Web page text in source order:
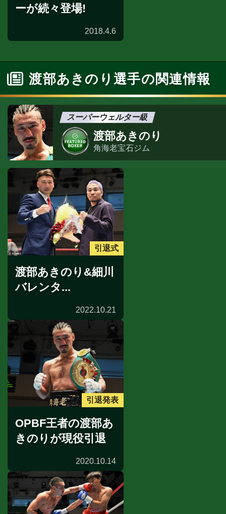
ーが続々登場!
2018.4.6
渡部あきのり選手の関連情報
スーパーウェルター級
渡部あきのり
角海老宝石ジム
引退式
渡部あきのり&細川
バレンタ...
2022.10.21
引退発表
OPBF王者の渡部あ
きのりが現役引退
2020.10.14